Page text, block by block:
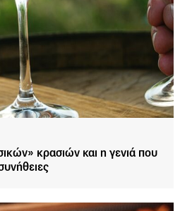
κρασιών και η γενιά που